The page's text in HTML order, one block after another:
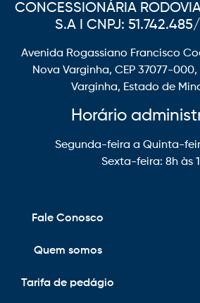
CONCESSIONÁRIA
S.A I CNPJ:
Avenida Rogassiano Francisco
Nova Varginha, CEP 37077-
Varginha, Estado de
Horário
Segunda-feira a Quinta-
Sexta-feira: 8h às
Fale Conosco
Quem somos
Tarifa de pedágio